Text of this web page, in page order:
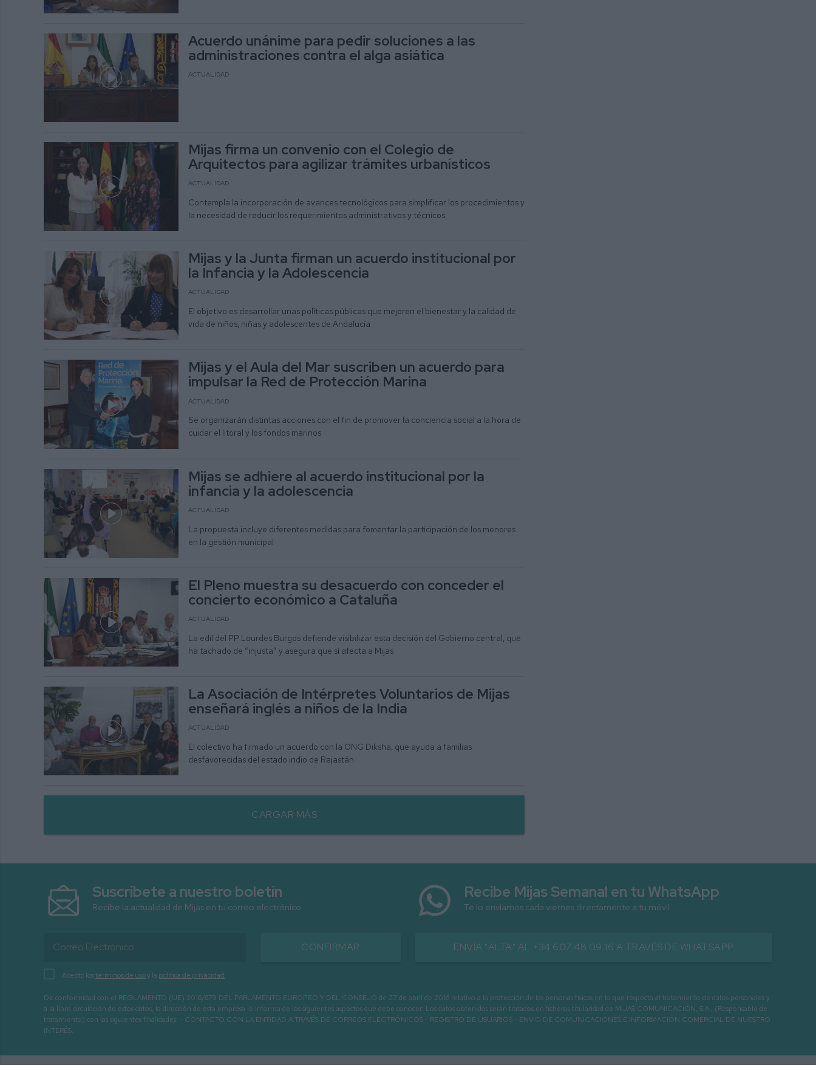
Acuerdo unánime para pedir soluciones a las
administraciones contra el alga asiática
ACTUALIDAD
Mijas firma un convenio con el Colegio de
Arquitectos para agilizar trámites urbanísticos
ACTUALIDAD
Contempla la incorporación de avances tecnológicos para simplificar los procedimientos y
la necesidad de reducir los requerimientos administrativos y técnicos
Mijas y la Junta firman un acuerdo institucional por
la Infancia y la Adolescencia
ACTUALIDAD
El objetivo es desarrollar unas políticas públicas que mejoren el bienestar y la calidad de
vida de niños, niñas y adolescentes de Andalucía
Mijas y el Aula del Mar suscriben un acuerdo para
impulsar la Red de Protección Marina
ACTUALIDAD
Se organizarán distintas acciones con el fin de promover la conciencia social a la hora de
cuidar el litoral y los fondos marinos
Mijas se adhiere al acuerdo institucional por la
infancia y la adolescencia
ACTUALIDAD
La propuesta incluye diferentes medidas para fomentar la participación de los menores
en la gestión municipal
El Pleno muestra su desacuerdo con conceder el
concierto económico a Cataluña
ACTUALIDAD
La edil del PP Lourdes Burgos defiende visibilizar esta decisión del Gobierno central, que
ha tachado de “injusta” y asegura que sí afecta a Mijas
La Asociación de Intérpretes Voluntarios de Mijas
enseñará inglés a niños de la India
ACTUALIDAD
El colectivo ha firmado un acuerdo con la ONG Diksha, que ayuda a familias
desfavorecidas del estado indio de Rajastán
CARGAR MÁS
Suscríbete a nuestro boletín
Recibe la actualidad de Mijas en tu correo electrónico
CONFIRMAR
Acepto lostérminos de usoy la política de privacidad
Recibe Mijas Semanal en tu WhatsApp
Te lo enviamos cada viernes directamente a tu móvil
ENVÍA "ALTA" AL +34 607 48 09 16 A TRAVÉS DE WHATSAPP
De conformidad con el REGLAMENTO (UE) 2016/679 DEL PARLAMENTO EUROPEO Y DEL CONSEJO de 27 de abril de 2016 relativo a la protección de las personas físicas en lo que respecta al tratamiento de datos personales y
a la libre circulación de estos datos, la dirección de esta empresa le informa de los siguientes aspectos que debe conocer: Los datos obtenidos serán tratados en ficheros titularidad de MIJAS COMUNICACIÓN, S.A., (Responsable de
tratamiento) con las siguientes finalidades: - CONTACTO CON LA ENTIDAD A TRAVÉS DE CORREOS ELECTRÓNICOS - REGISTRO DE USUARIOS - ENVIO DE COMUNICACIONES E INFORMACIÓN COMERCIAL DE NUESTRO
INTERÉS.